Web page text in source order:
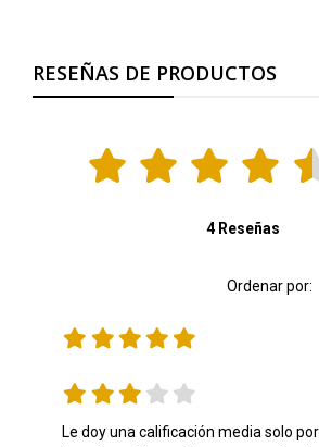
RESEÑAS DE PRODUCTOS
4 Reseñas
Ordenar por:
Le doy una calificación media solo